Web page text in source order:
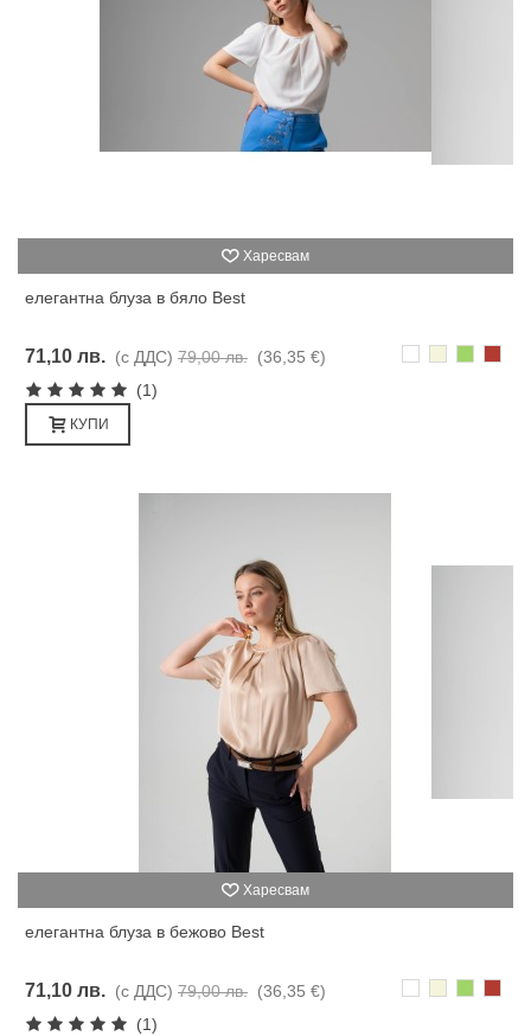
Харесвам
елегантна блуза в бяло Best
71,10 лв. (с ДДС) 79,00 лв. (36,35 €) БялоБежаво
Зелено
(1)
КУПИ
Харесвам
елегантна блуза в бежово Best
71,10 лв. (с ДДС) 79,00 лв. (36,35 €) БялоБежаво
Зелено
(1)